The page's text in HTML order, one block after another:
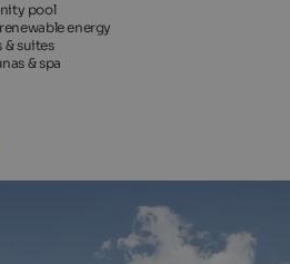
pool
energy
suites
& spa